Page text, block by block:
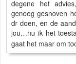
degene het
genoeg gesnoven
dr doen, en de
jou…nu ik het
gaat het maar om